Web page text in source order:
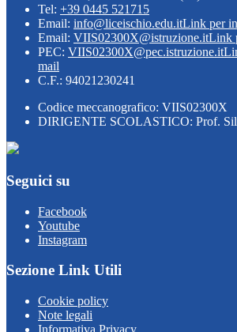
Tel: +39 0445 521715
Email: info@liceischio.edu.itLink per
Email: VIIS02300X@istruzione.itLink
PEC: VIIS02300X@pec.istruzione.it
mail
C.F.: 94021230241
Codice meccanografico: VIIS02300X
DIRIGENTE SCOLASTICO: Prof.
Seguici su
Facebook
Youtube
Instagram
Sezione Link Utili
Cookie policy
Note legali
Informativa Privacy